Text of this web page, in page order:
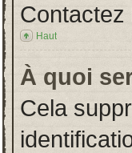
Contactez
Haut
À quoi
Cela